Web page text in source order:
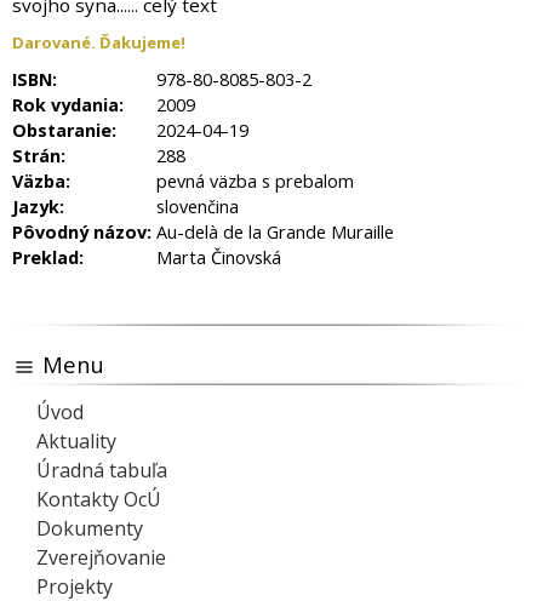
svojho syna...... celý text
Darované. Ďakujeme!
ISBN:
978-80-8085-803-2
Rok vydania:
2009
Obstaranie:
2024-04-19
Strán:
288
Väzba:
pevná väzba s prebalom
Jazyk:
slovenčina
Pôvodný názov: Au-delà de la Grande Muraille
Preklad:
Marta Činovská
Menu
Úvod
Aktuality
Úradná tabuľa
Kontakty OcÚ
Dokumenty
Zverejňovanie
Projekty